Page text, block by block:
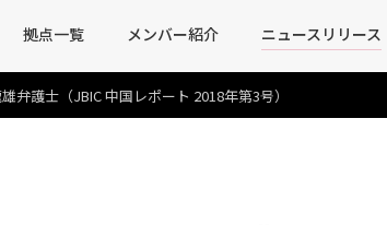
拠点一覧 メンバー紹介 ニュースリリース
弁護士（JBIC 中国レポート 2018年第3号）